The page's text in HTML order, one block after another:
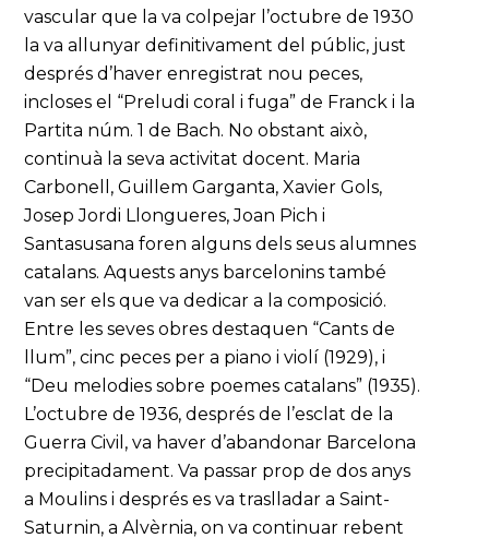
vascular que la va colpejar l’octubre de 1930
la va allunyar definitivament del públic, just
després d’haver enregistrat nou peces,
incloses el “Preludi coral i fuga” de Franck i la
Partita núm. 1 de Bach. No obstant això,
continuà la seva activitat docent. Maria
Carbonell, Guillem Garganta, Xavier Gols,
Josep Jordi Llongueres, Joan Pich i
Santasusana foren alguns dels seus alumnes
catalans. Aquests anys barcelonins també
van ser els que va dedicar a la composició.
Entre les seves obres destaquen “Cants de
llum”, cinc peces per a piano i violí (1929), i
“Deu melodies sobre poemes catalans” (1935).
L’octubre de 1936, després de l’esclat de la
Guerra Civil, va haver d’abandonar Barcelona
precipitadament. Va passar prop de dos anys
a Moulins i després es va traslladar a Saint-
Saturnin, a Alvèrnia, on va continuar rebent